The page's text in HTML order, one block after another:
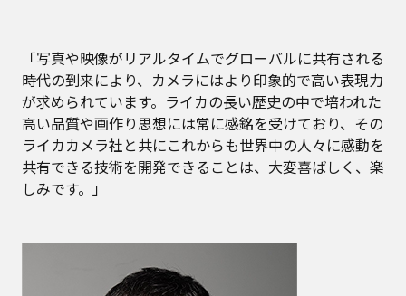
「写真や映像がリアルタイムでグローバルに共有される
時代の到来により、カメラにはより印象的で高い表現力
が求められています。ライカの長い歴史の中で培われた
高い品質や画作り思想には常に感銘を受けており、その
ライカカメラ社と共にこれからも世界中の人々に感動を
共有できる技術を開発できることは、大変喜ばしく、楽
しみです。」